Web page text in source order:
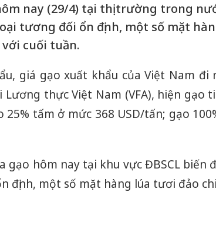
nay (29/4) tại thị trường trong
tương đối ổn định, một số mặt
cuối tuần.
giá gạo xuất khẩu của Việt Nam đi
thực Việt Nam (VFA), hiện gạo
25% tấm ở mức 368 USD/tấn; gạo
gạo hôm nay tại khu vực ĐBSCL biến
định, một số mặt hàng lúa tươi đảo